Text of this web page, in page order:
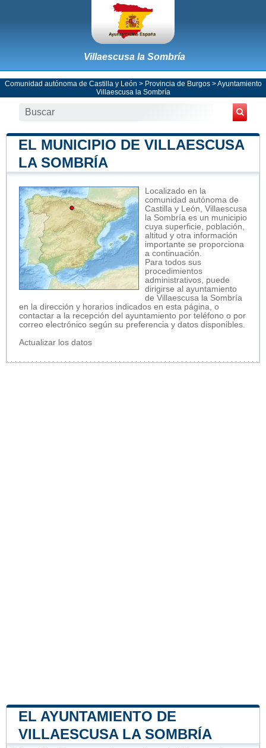
Villaescusa la Sombría
Comunidad autónoma de Castilla y León > Provincia de Burgos>Ayuntamiento
Villaescusa la Sombría
EL MUNICIPIO DE VILLAESCUSA
LA SOMBRÍA
Localizado en la
comunidad autónoma de
Castilla y León, Villaescusa
la Sombría es un municipio
cuya superficie, población,
altitud y otra información
importante se proporciona
a continuación.
Para todos sus
procedimientos
administrativos, puede
dirigirse al ayuntamiento
de Villaescusa la Sombría
en la dirección y horarios indicados en esta página, o
contactar a la recepción del ayuntamiento por teléfono o por
correo electrónico según su preferencia y datos disponibles.
Actualizar los datos
EL AYUNTAMIENTO DE
VILLAESCUSA LA SOMBRÍA